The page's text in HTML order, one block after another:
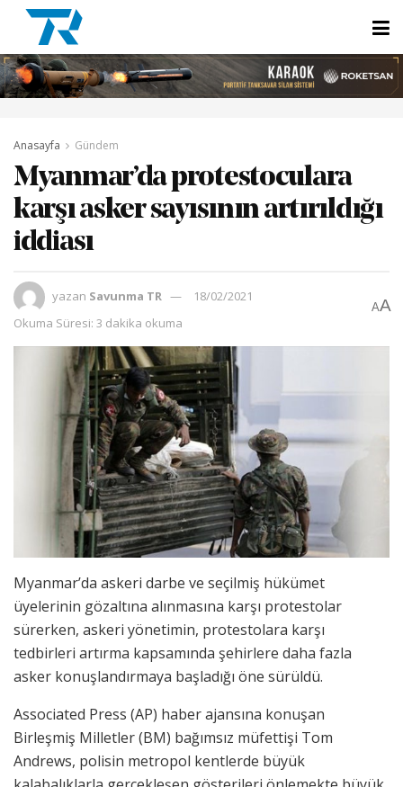
Anasayfa Gündem
Myanmar’da protestoculara
karşı asker sayısının artırıldığı
iddiası
yazan Savunma TR
18/02/2021
Okuma Süresi: 3 dakika okuma
AA
Myanmar’da askeri darbe ve seçilmiş hükümet
üyelerinin gözaltına alınmasına karşı protestolar
sürerken, askeri yönetimin, protestolara karşı
tedbirleri artırma kapsamında şehirlere daha fazla
asker konuşlandırmaya başladığı öne sürüldü.
Associated Press (AP) haber ajansına konuşan
Birleşmiş Milletler (BM) bağımsız müfettişi Tom
Andrews, polisin metropol kentlerde büyük